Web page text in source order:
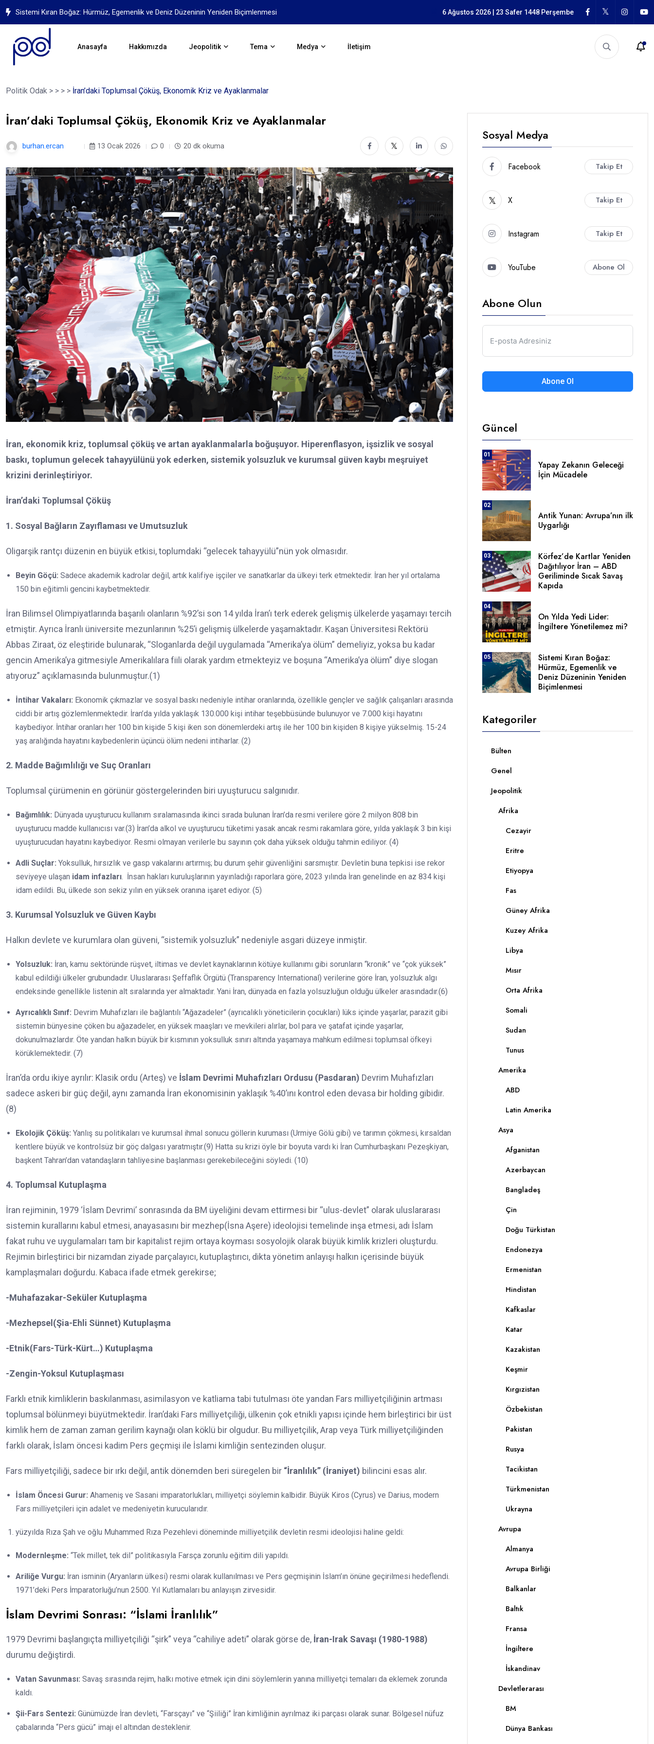
Yapay Zekanın Geleceği İçin Mücadele Antik Yunan: Avrupa’nın ilk Uygarlığı6 Ağustos 2026 | 23 Safer 1448 Perşembe
Anasayfa Hakkımızda Jeopolitik Tema Medya İletişim
Politik Odak > > > > İran’daki Toplumsal Çöküş, Ekonomik Kriz ve Ayaklanmalar
İran’daki Toplumsal Çöküş, Ekonomik Kriz ve Ayaklanmalar
burhan.ercan 13 Ocak 2026 0 20 dk okuma
İran, ekonomik kriz, toplumsal çöküş ve artan ayaklanmalarla boğuşuyor. Hiperenflasyon, işsizlik ve sosyal
baskı, toplumun gelecek tahayyülünü yok ederken, sistemik yolsuzluk ve kurumsal güven kaybı meşruiyet
krizini derinleştiriyor.
İran’daki Toplumsal Çöküş
1. Sosyal Bağların Zayıflaması ve Umutsuzluk
Oligarşik rantçı düzenin en büyük etkisi, toplumdaki “gelecek tahayyülü”nün yok olmasıdır.
Beyin Göçü: Sadece akademik kadrolar değil, artık kalifiye işçiler ve sanatkarlar da ülkeyi terk etmektedir. İran her yıl ortalama
150 bin eğitimli gencini kaybetmektedir.
İran Bilimsel Olimpiyatlarında başarılı olanların %92’si son 14 yılda İran’ı terk ederek gelişmiş ülkelerde yaşamayı tercih
etmiştir. Ayrıca İranlı üniversite mezunlarının %25’i gelişmiş ülkelerde yaşamaktadır. Kaşan Üniversitesi Rektörü
Abbas Ziraat, öz eleştiride bulunarak, “Sloganlarda değil uygulamada “Amerika’ya ölüm” demeliyiz, yoksa bu kadar
gencin Amerika’ya gitmesiyle Amerikalılara fiili olarak yardım etmekteyiz ve boşuna “Amerika’ya ölüm” diye slogan
atıyoruz” açıklamasında bulunmuştur.(1)
İntihar Vakaları: Ekonomik çıkmazlar ve sosyal baskı nedeniyle intihar oranlarında, özellikle gençler ve sağlık çalışanları arasında
ciddi bir artış gözlemlenmektedir. İran’da yılda yaklaşık 130.000 kişi intihar teşebbüsünde bulunuyor ve 7.000 kişi hayatını
kaybediyor. İntihar oranları her 100 bin kişide 5 kişi iken son dönemlerdeki artış ile her 100 bin kişiden 8 kişiye yükselmiş. 15-24
yaş aralığında hayatını kaybedenlerin üçüncü ölüm nedeni intiharlar. (2)
2. Madde Bağımlılığı ve Suç Oranları
Toplumsal çürümenin en görünür göstergelerinden biri uyuşturucu salgınıdır.
Bağımlılık: Dünyada uyuşturucu kullanım sıralamasında ikinci sırada bulunan İran’da resmi verilere göre 2 milyon 808 bin
uyuşturucu madde kullanıcısı var.(3) İran’da alkol ve uyuşturucu tüketimi yasak ancak resmi rakamlara göre, yılda yaklaşık 3 bin kişi
uyuşturucudan hayatını kaybediyor. Resmi olmayan verilerle bu sayının çok daha yüksek olduğu tahmin ediliyor. (4)
Adli Suçlar: Yoksulluk, hırsızlık ve gasp vakalarını artırmış; bu durum şehir güvenliğini sarsmıştır. Devletin buna tepkisi ise rekor
seviyeye ulaşan idam infazları. İnsan hakları kuruluşlarının yayınladığı raporlara göre, 2023 yılında İran genelinde en az 834 kişi
idam edildi. Bu, ülkede son sekiz yılın en yüksek oranına işaret ediyor. (5)
3. Kurumsal Yolsuzluk ve Güven Kaybı
Halkın devlete ve kurumlara olan güveni, “sistemik yolsuzluk” nedeniyle asgari düzeye inmiştir.
Yolsuzluk: İran, kamu sektöründe rüşvet, iltimas ve devlet kaynaklarının kötüye kullanımı gibi sorunların “kronik” ve “çok yüksek”
kabul edildiği ülkeler grubundadır. Uluslararası Şeffaflık Örgütü (Transparency International) verilerine göre İran, yolsuzluk algı
endeksinde genellikle listenin alt sıralarında yer almaktadır. Yani İran, dünyada en fazla yolsuzluğun olduğu ülkeler arasındadır.(6)
Ayrıcalıklı Sınıf: Devrim Muhafızları ile bağlantılı “Ağazadeler” (ayrıcalıklı yöneticilerin çocukları) lüks içinde yaşarlar, parazit gibi
sistemin bünyesine çöken bu ağazadeler, en yüksek maaşları ve mevkileri alırlar, bol para ve şatafat içinde yaşarlar,
dokunulmazlardır. Öte yandan halkın büyük bir kısmının yoksulluk sınırı altında yaşamaya mahkum edilmesi toplumsal öfkeyi
körüklemektedir. (7)
İran’da ordu ikiye ayrılır: Klasik ordu (Arteş) ve İslam Devrimi Muhafızları Ordusu (Pasdaran) Devrim Muhafızları
sadece askeri bir güç değil, aynı zamanda İran ekonomisinin yaklaşık %40’ını kontrol eden devasa bir holding gibidir.
(8)
Ekolojik Çöküş: Yanlış su politikaları ve kurumsal ihmal sonucu göllerin kuruması (Urmiye Gölü gibi) ve tarımın çökmesi, kırsaldan
kentlere büyük ve kontrolsüz bir göç dalgası yaratmıştır.(9) Hatta su krizi öyle bir boyuta vardı ki İran Cumhurbaşkanı Pezeşkiyan,
başkent Tahran’dan vatandaşların tahliyesine başlanması gerekebileceğini söyledi. (10)
4. Toplumsal Kutuplaşma
İran rejiminin, 1979 ‘İslam Devrimi’ sonrasında da BM üyeliğini devam ettirmesi bir “ulus-devlet” olarak uluslararası
sistemin kurallarını kabul etmesi, anayasasını bir mezhep(İsna Aşere) ideolojisi temelinde inşa etmesi, adı İslam
fakat ruhu ve uygulamaları tam bir kapitalist rejim ortaya koyması sosyolojik olarak büyük kimlik krizleri oluşturdu.
Rejimin birleştirici bir nizamdan ziyade parçalayıcı, kutuplaştırıcı, dikta yönetim anlayışı halkın içerisinde büyük
kamplaşmaları doğurdu. Kabaca ifade etmek gerekirse;
-Muhafazakar-Seküler Kutuplaşma
-Mezhepsel(Şia-Ehli Sünnet) Kutuplaşma
-Etnik(Fars-Türk-Kürt…) Kutuplaşma
-Zengin-Yoksul Kutuplaşması
Farklı etnik kimliklerin baskılanması, asimilasyon ve katliama tabi tutulması öte yandan Fars milliyetçiliğinin artması
toplumsal bölünmeyi büyütmektedir. İran’daki Fars milliyetçiliği, ülkenin çok etnikli yapısı içinde hem birleştirici bir üst
kimlik hem de zaman zaman gerilim kaynağı olan köklü bir olgudur. Bu milliyetçilik, Arap veya Türk milliyetçiliğinden
farklı olarak, İslam öncesi kadim Pers geçmişi ile İslami kimliğin sentezinden oluşur.
Fars milliyetçiliği, sadece bir ırkı değil, antik dönemden beri süregelen bir “İranlılık” (İraniyet) bilincini esas alır.
İslam Öncesi Gurur: Ahameniş ve Sasani imparatorlukları, milliyetçi söylemin kalbidir. Büyük Kiros (Cyrus) ve Darius, modern
Fars milliyetçileri için adalet ve medeniyetin kurucularıdır.
yüzyılda Rıza Şah ve oğlu Muhammed Rıza Pezehlevi döneminde milliyetçilik devletin resmi ideolojisi haline geldi:
Modernleşme: “Tek millet, tek dil” politikasıyla Farsça zorunlu eğitim dili yapıldı.
Ariliğe Vurgu: İran isminin (Aryanların ülkesi) resmi olarak kullanılması ve Pers geçmişinin İslam’ın önüne geçirilmesi hedeflendi.
1971’deki Pers İmparatorluğu’nun 2500. Yıl Kutlamaları bu anlayışın zirvesidir.
İslam Devrimi Sonrası: “İslami İranlılık”
1979 Devrimi başlangıçta milliyetçiliği “şirk” veya “cahiliye adeti” olarak görse de, İran-Irak Savaşı (1980-1988)
durumu değiştirdi.
Vatan Savunması: Savaş sırasında rejim, halkı motive etmek için dini söylemlerin yanına milliyetçi temaları da eklemek zorunda
kaldı.
Şii-Fars Sentezi: Günümüzde İran devleti, “Farsçayı” ve “Şiiliği” İran kimliğinin ayrılmaz iki parçası olarak sunar. Bölgesel nüfuz
çabalarında “Pers gücü” imajı el altından desteklenir.
Sosyal Medya
Facebook Takip Et
X Takip Et
Instagram Takip Et
YouTube Abone Ol
Abone Olun
Abone Ol
Güncel
01
Yapay Zekanın Geleceği
İçin Mücadele
02
Antik Yunan: Avrupa’nın ilk
Uygarlığı
03
Körfez’de Kartlar Yeniden
Dağıtılıyor İran – ABD
Geriliminde Sıcak Savaş
Kapıda
04
On Yılda Yedi Lider:
İngiltere Yönetilemez mi?
05
Sistemi Kıran Boğaz:
Hürmüz, Egemenlik ve
Deniz Düzeninin Yeniden
Biçimlenmesi
Kategoriler
Bülten
Genel
Jeopolitik
Afrika
Cezayir
Eritre
Etiyopya
Fas
Güney Afrika
Kuzey Afrika
Libya
Mısır
Orta Afrika
Somali
Sudan
Tunus
Amerika
ABD
Latin Amerika
Asya
Afganistan
Azerbaycan
Bangladeş
Çin
Doğu Türkistan
Endonezya
Ermenistan
Hindistan
Kafkaslar
Katar
Kazakistan
Keşmir
Kırgızistan
Özbekistan
Pakistan
Rusya
Tacikistan
Türkmenistan
Ukrayna
Avrupa
Almanya
Avrupa Birliği
Balkanlar
Baltık
Fransa
İngiltere
İskandinav
Devletlerarası
BM
Dünya Bankası